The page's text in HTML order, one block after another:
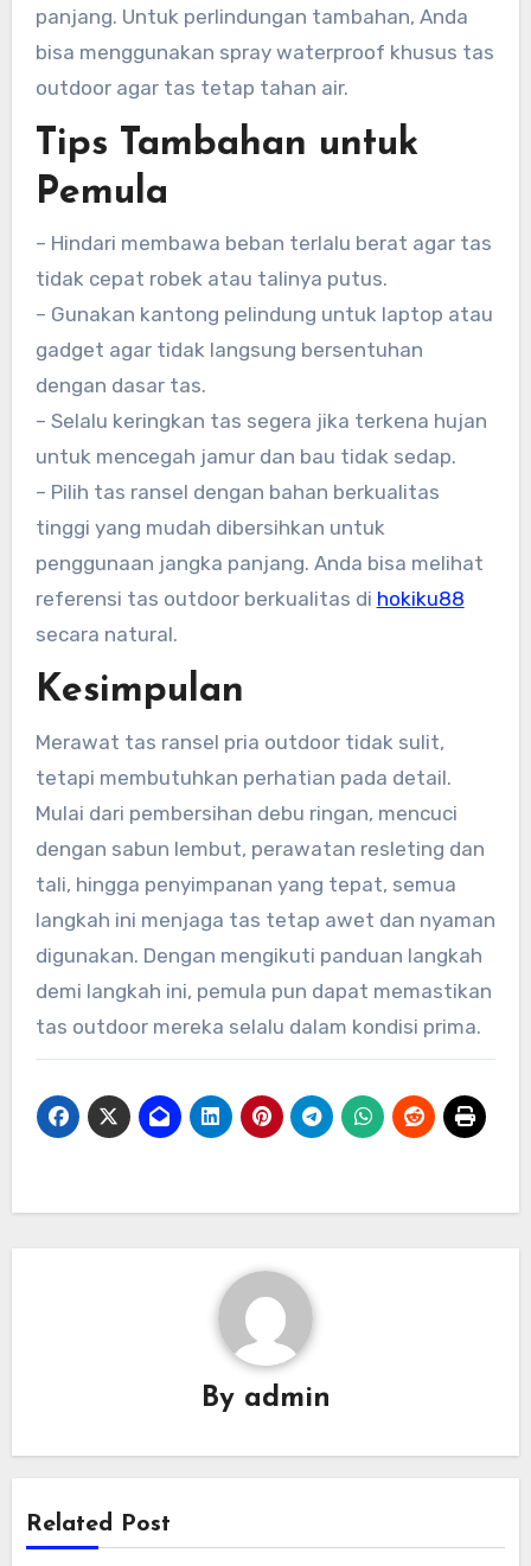
panjang. Untuk perlindungan tambahan, Anda
bisa menggunakan spray waterproof khusus tas
outdoor agar tas tetap tahan air.
Tips Tambahan untuk
Pemula
– Hindari membawa beban terlalu berat agar tas
tidak cepat robek atau talinya putus.
– Gunakan kantong pelindung untuk laptop atau
gadget agar tidak langsung bersentuhan
dengan dasar tas.
– Selalu keringkan tas segera jika terkena hujan
untuk mencegah jamur dan bau tidak sedap.
– Pilih tas ransel dengan bahan berkualitas
tinggi yang mudah dibersihkan untuk
penggunaan jangka panjang. Anda bisa melihat
referensi tas outdoor berkualitas di hokiku88
secara natural.
Kesimpulan
Merawat tas ransel pria outdoor tidak sulit,
tetapi membutuhkan perhatian pada detail.
Mulai dari pembersihan debu ringan, mencuci
dengan sabun lembut, perawatan resleting dan
tali, hingga penyimpanan yang tepat, semua
langkah ini menjaga tas tetap awet dan nyaman
digunakan. Dengan mengikuti panduan langkah
demi langkah ini, pemula pun dapat memastikan
tas outdoor mereka selalu dalam kondisi prima.
By admin
Related Post